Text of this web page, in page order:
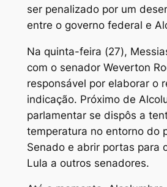
ser penalizado por um
entre o governo federal e
Na quinta-feira (27),
com o senador Weverton
responsável por elaborar o
indicação. Próximo de
parlamentar se dispôs a
temperatura no entorno do
Senado e abrir portas para
Lula a outros senadores.